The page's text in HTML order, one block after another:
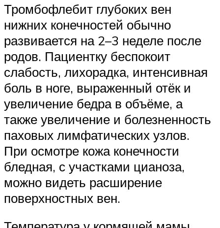
Тромбофлебит глубоких вен
нижних конечностей обычно
развивается на 2–3 неделе после
родов. Пациентку беспокоит
слабость, лихорадка, интенсивная
боль в ноге, выраженный отёк и
увеличение бедра в объёме, а
также увеличение и болезненность
паховых лимфатических узлов.
При осмотре кожа конечности
бледная, с участками цианоза,
можно видеть расширение
поверхностных вен.